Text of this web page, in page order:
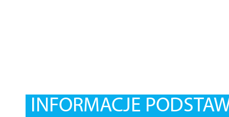
INFORMACJE